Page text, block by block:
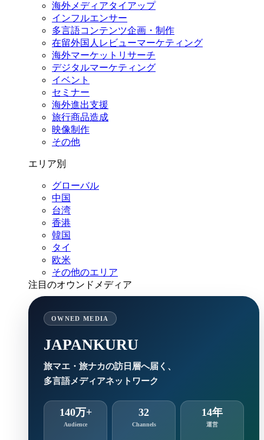
海外メディアタイアップ
インフルエンサー
多言語コンテンツ企画・制作
在留外国⼈レビューマーケティング
海外マーケットリサーチ
デジタルマーケティング
イベント
セミナー
海外進出支援
旅行商品造成
映像制作
その他
エリア別
グローバル
中国
台湾
香港
韓国
タイ
欧米
その他のエリア
注目のオウンドメディア
OWNED MEDIA
JAPANKURU
旅マエ・旅ナカの訪日層へ届く、
多言語メディアネットワーク
140万+
Audience
32
Channels
14年
運営